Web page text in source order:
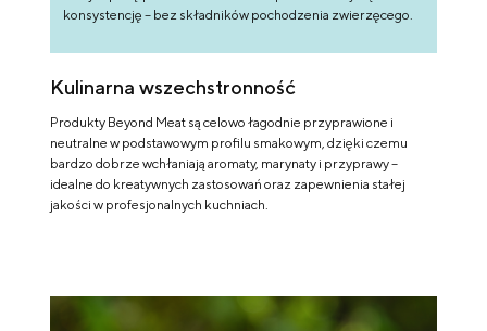
konsystencję – bez składników pochodzenia zwierzęcego.
Kulinarna wszechstronność
Produkty Beyond Meat są celowo łagodnie przyprawione i
neutralne w podstawowym profilu smakowym, dzięki czemu
bardzo dobrze wchłaniają aromaty, marynaty i przyprawy –
idealne do kreatywnych zastosowań oraz zapewnienia stałej
jakości w profesjonalnych kuchniach.